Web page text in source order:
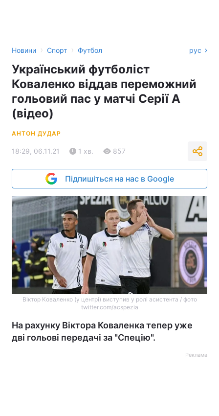
Новини › Спорт › Футбол рус
Український футболіст
Коваленко віддав переможний
гольовий пас у матчі Серії А
(відео)
АНТОН ДУДАР
18:29, 06.11.21 1 хв. 857
Підпишіться на нас в Google
Віктор Коваленко (у центрі) виступив у ролі асистента / фото
twitter.com/acspezia
На рахунку Віктора Коваленка тепер уже
дві гольові передачі за "Спецію".
Реклама